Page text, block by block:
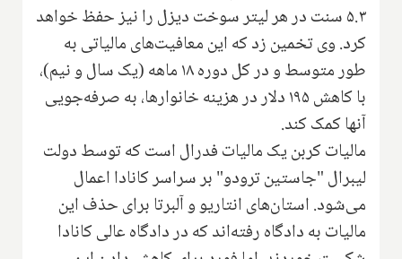
۵.۳ سنت در هر لیتر سوخت دیزل را نیز حفظ خواهد
کرد. وی تخمین زد که این معافیت‌های مالیاتی به
طور متوسط و در کل دوره ۱۸ ماهه (یک سال و نیم)،
با کاهش ۱۹۵ دلار در هزینه خانوارها، به صرفه‌جویی
آنها کمک کند.
مالیات کربن یک مالیات فدرال است که توسط دولت
لیبرال "جاستین ترودو" بر سراسر کانادا اعمال
می‌شود. استان‌های انتاریو و آلبرتا برای حذف این
مالیات به دادگاه رفته‌اند که در دادگاه عالی کانادا